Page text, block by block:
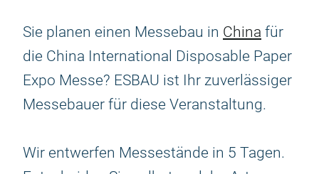
Sie planen einen Messebau in China für
die China International Disposable Paper
Expo Messe? ESBAU ist Ihr zuverlässiger
Messebauer für diese Veranstaltung.
Wir entwerfen Messestände in 5 Tagen.